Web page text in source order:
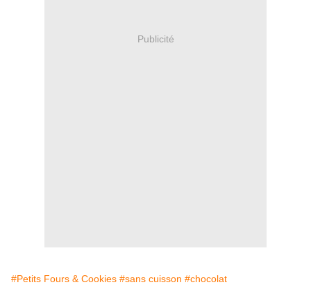
Publicité
#Petits Fours & Cookies #sans cuisson #chocolat